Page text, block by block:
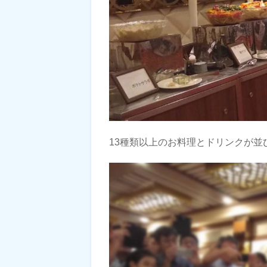
13種類以上のお料理とドリンクが並